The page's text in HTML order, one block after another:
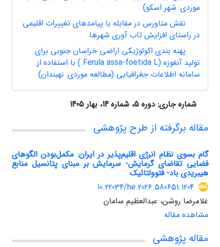
موردی: شهر اسکو)
نقش متاورس در مقابله با پیامدهای تغییرات اقلیمی
در راستای افزایش تاب آوری شهرها
پهنه بندی اکولوژیکی اراضی خراسان جنوبی برای
تولید آنغوزه (Ferula assa-foetida L.) با استفاده از
سامانه اطلاعات جغرافیایی (مطالعه موردی: نهبندان)
شماره جاری: دوره 5، شماره 14، بهار 1405
مقاله برگرفته از طرح پژوهشی
گام بسوی نظام انرژی اقلیم‌پذیر در ایران: مکمل‌بودن الگوهای
فضایی تقاضای گرمایش- سرمایش بر مبنای پتانسیل منابع
هیبریدی باد- فتوولتائیک
10.22034/he.2026.580651.1204
غلامرضا روشن، عبدالعظیم سامان
مشاهده مقاله
مقاله پژوهشی